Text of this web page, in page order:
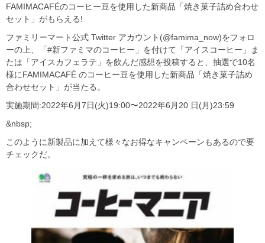
FAMIMACAFÉのコーヒー豆を使用した新商品「焼き菓子詰め合わせ
セット」がもらえる!
ファミリーマート公式 Twitter アカウント(@famima_now)をフォロ
ーの上、「#新ファミマのコーヒー」を付けて「アイスコーヒー」ま
たは「アイスカフェラテ」を飲んだ感想を投稿すると、抽選で10名
様にFAMIMACAFÉ のコーヒー豆を使用した新商品「焼き菓子詰め
合わせセット」が当たる。
実施期間:2022年6月7日(火)19:00〜2022年6月20 日(月)23:59
&nbsp;
このように新製品に加えて様々なお得なキャンペーンもあるので要
チェックだ。